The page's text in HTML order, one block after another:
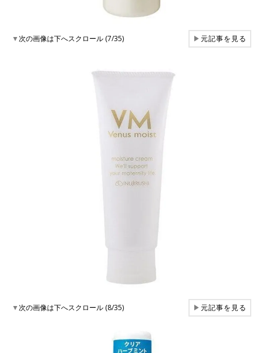
▼次の画像は下へスクロール (7/35) ▶元記事を見る
▼次の画像は下へスクロール (8/35) ▶元記事を見る